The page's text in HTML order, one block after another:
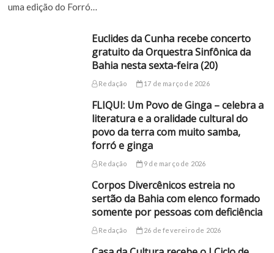
uma edição do Forró…
Euclides da Cunha recebe concerto
gratuito da Orquestra Sinfônica da
Bahia nesta sexta-feira (20)
Redação 17 de março de 2026
FLIQUI: Um Povo de Ginga – celebra a
literatura e a oralidade cultural do
povo da terra com muito samba,
forró e ginga
Redação 9 de março de 2026
Corpos Divercênicos estreia no
sertão da Bahia com elenco formado
somente por pessoas com deficiência
Redação 26 de fevereiro de 2026